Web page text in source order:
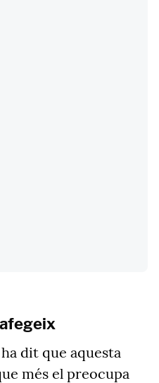
dit que aquesta
més el preocupa